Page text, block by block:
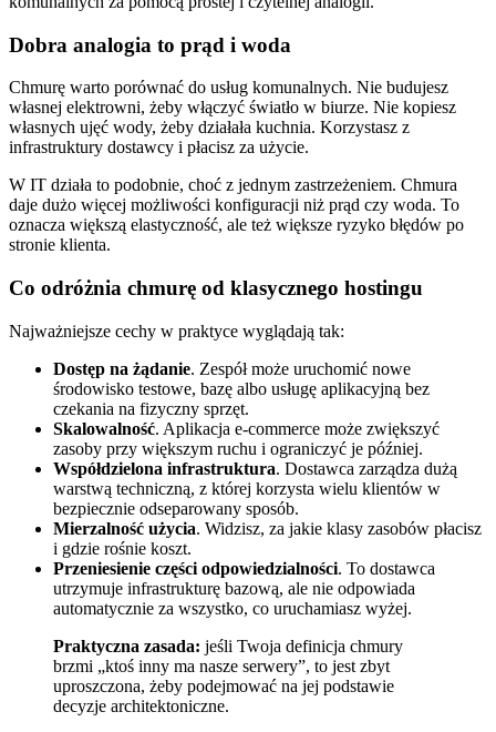
Dobra analogia to prąd i woda
Chmurę warto porównać do usług komunalnych. Nie budujesz
własnej elektrowni, żeby włączyć światło w biurze. Nie kopiesz
własnych ujęć wody, żeby działała kuchnia. Korzystasz z
infrastruktury dostawcy i płacisz za użycie.
W IT działa to podobnie, choć z jednym zastrzeżeniem. Chmura
daje dużo więcej możliwości konfiguracji niż prąd czy woda. To
oznacza większą elastyczność, ale też większe ryzyko błędów po
stronie klienta.
Co odróżnia chmurę od klasycznego hostingu
Najważniejsze cechy w praktyce wyglądają tak:
Dostęp na żądanie. Zespół może uruchomić nowe
środowisko testowe, bazę albo usługę aplikacyjną bez
czekania na fizyczny sprzęt.
Skalowalność. Aplikacja e-commerce może zwiększyć
zasoby przy większym ruchu i ograniczyć je później.
Współdzielona infrastruktura. Dostawca zarządza dużą
warstwą techniczną, z której korzysta wielu klientów w
bezpiecznie odseparowany sposób.
Mierzalność użycia. Widzisz, za jakie klasy zasobów płacisz
i gdzie rośnie koszt.
Przeniesienie części odpowiedzialności. To dostawca
utrzymuje infrastrukturę bazową, ale nie odpowiada
automatycznie za wszystko, co uruchamiasz wyżej.
Praktyczna zasada: jeśli Twoja definicja chmury
brzmi „ktoś inny ma nasze serwery”, to jest zbyt
uproszczona, żeby podejmować na jej podstawie
decyzje architektoniczne.